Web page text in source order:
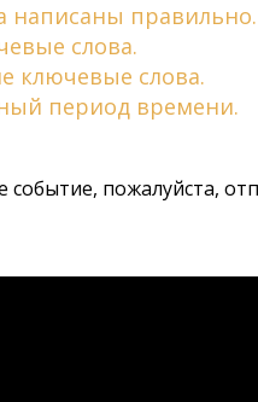
написаны правильно.
слова.
ключевые слова.
период времени.
событие, пожалуйста,